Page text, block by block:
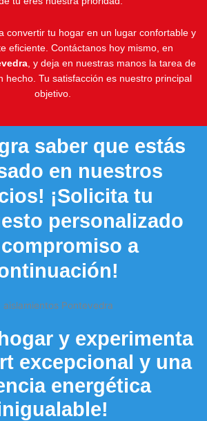
convertir tu hogar en un lugar confortable y
eficiente. Contáctanos hoy mismo, en
, y deja en nuestras manos la tarea de
hecho. Tu satisfacción es nuestro principal
objetivo.
saber que estás
en nuestros
¡Solicita tu
personalizado
a
y experimenta
excepcional y una
energética